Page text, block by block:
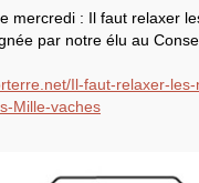
d’administration :
mercredi : Il faut relaxer
par notre élu au
Il-faut-relaxer-
Mille-vaches